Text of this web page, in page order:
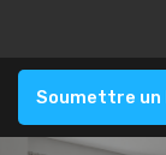
Soumettre un